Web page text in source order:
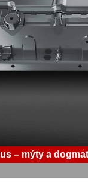
– mýty a